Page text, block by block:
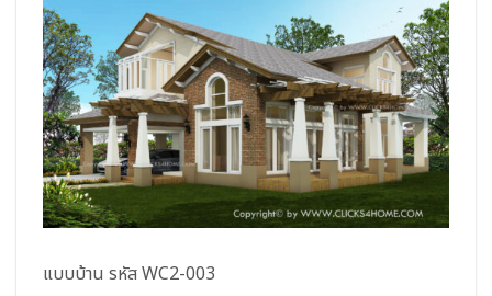
แบบบ้าน รหัส WC2-003